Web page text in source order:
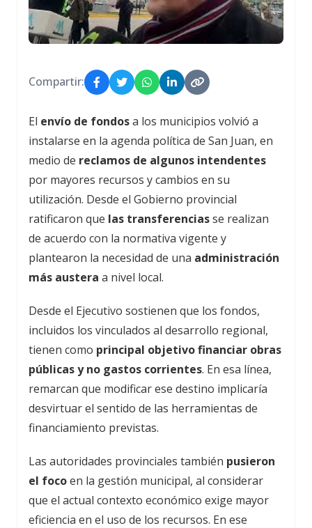
Compartir:
El envío de fondosa los municipios volvió a
instalarse en la agenda política de San Juan, en
medio de reclamos de algunos intendentes
por mayores recursos y cambios en su
utilización. Desde el Gobierno provincial
ratificaron que las transferenciasse realizan
de acuerdo con la normativa vigente y
plantearon la necesidad de una administración
más austera a nivel local.
Desde el Ejecutivo sostienen que los fondos,
incluidos los vinculados al desarrollo regional,
tienen como principal objetivo financiar obras
públicas y no gastos corrientes. En esa línea,
remarcan que modificar ese destino implicaría
desvirtuar el sentido de las herramientas de
financiamiento previstas.
Las autoridades provinciales también pusieron
el focoen la gestión municipal, al considerar
que el actual contexto económico exige mayor
eficiencia en el uso de los recursos. En ese